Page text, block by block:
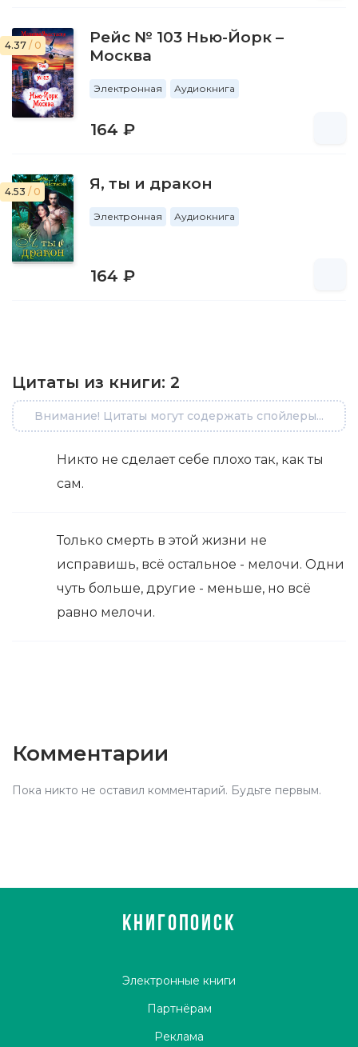
4.37 / 0
Рейс № 103 Нью-Йорк –
Москва
Электронная Аудиокнига
164 ₽
4.53 / 0 Я, ты и дракон
Электронная Аудиокнига
164 ₽
Цитаты из книги: 2
Внимание! Цитаты могут содержать спойлеры...
Никто не сделает себе плохо так, как ты
сам.
Только смерть в этой жизни не
исправишь, всё остальное - мелочи. Одни
чуть больше, другие - меньше, но всё
равно мелочи.
Комментарии
Пока никто не оставил комментарий. Будьте первым.
КНИГОПОИСК
Электронные книги
Партнёрам
Реклама